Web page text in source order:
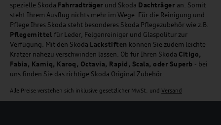
spezielle Skoda Fahrradträger und Skoda Dachträger an. Somit
steht Ihrem Ausflug nichts mehr im Wege. Für die Reinigung und
Pflege Ihres Skoda steht besonderes Skoda Pflegezubehör wie z.B.
Pflegemittel für Leder, Felgenreiniger und Glaspolitur zur
Verfügung. Mit den Skoda Lackstiften können Sie zudem leichte
Kratzer nahezu verschwinden lassen. Ob für Ihren Skoda Citigo,
Fabia, Kamiq, Karoq, Octavia, Rapid, Scala, oder Superb - bei
uns finden Sie das richtige Skoda Original Zubehör.
Alle Preise verstehen sich inklusive gesetzlicher MwSt. und Versand